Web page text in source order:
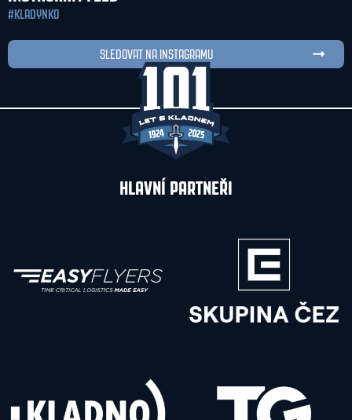
#KLADYNKO
SLEDOVAT NA INSTAGRAMU
HLAVNÍ PARTNEŘI